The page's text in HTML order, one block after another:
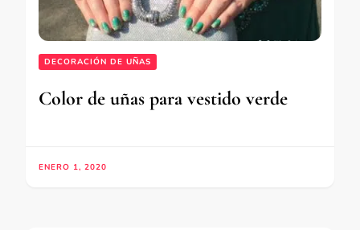
DECORACIÓN DE UÑAS
Color de uñas para vestido verde
ENERO 1, 2020